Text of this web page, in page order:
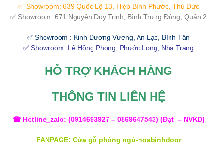
✅ Showroom: 639 Quốc Lộ 13, Hiệp Bình Phước, Thủ Đức
✅ Showroom :671 Nguyễn Duy Trinh, Bình Trưng Đông, Quận 2
✅ Showroom : Kinh Dương Vương, An Lạc, Bình Tân
✅ Showroom: Lê Hồng Phong, Phước Long, Nha Trang
HỖ TRỢ KHÁCH HÀNG
THÔNG TIN LIÊN HỆ
☎ Hotline_zalo: (0914693927 – 0869647543) (Đạt – NVKD)
FANPAGE: Cửa gỗ phòng ngủ-hoabinhdoor